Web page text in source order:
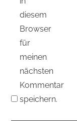
diesem
Browser
für
meinen
nächsten
Kommentar
speichern.